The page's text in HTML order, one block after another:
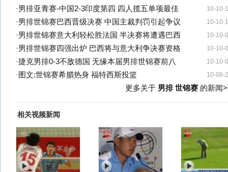
10-10-
·男排亚青赛-中国2-3印度第四 四人揽五单项最佳
10-10-
·男排世锦赛巴西晋级决赛 中国主裁判罚引起争议
10-10-
·男排世锦赛意大利轻松胜法国 半决赛将遭遇巴西
10-10-
·男排世锦赛四强出炉 巴西将与意大利争决赛资格
10-10-
·捷克男排0-3不敌德国 无缘本届男排世锦赛前八
10-08-
· 图文:世锦赛希腊热身 福特西斯投篮
更多关于 男排 世锦赛的新闻
相关视频新闻